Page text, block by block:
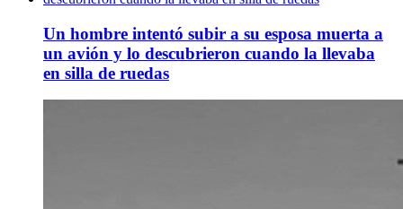
Un hombre intentó subir a su esposa muerta a
un avión y lo descubrieron cuando la llevaba
en silla de ruedas